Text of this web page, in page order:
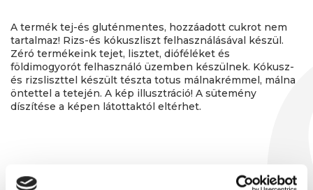
A termék tej-és gluténmentes, hozzáadott cukrot nem
tartalmaz! Rizs-és kókuszliszt felhasználásával készül.
Zéró termékeink tejet, lisztet, dióféléket és
földimogyorót felhasználó üzemben készülnek. Kókusz-
és rizsliszttel készült tészta totus málnakrémmel, málna
öntettel a tetején. A kép illusztráció! A sütemény
díszítése a képen látottaktól eltérhet.
Neked ajánljuk